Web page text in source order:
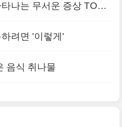
나는 무서운 증상 TOP
려면 '이렇게'
음식 취나물